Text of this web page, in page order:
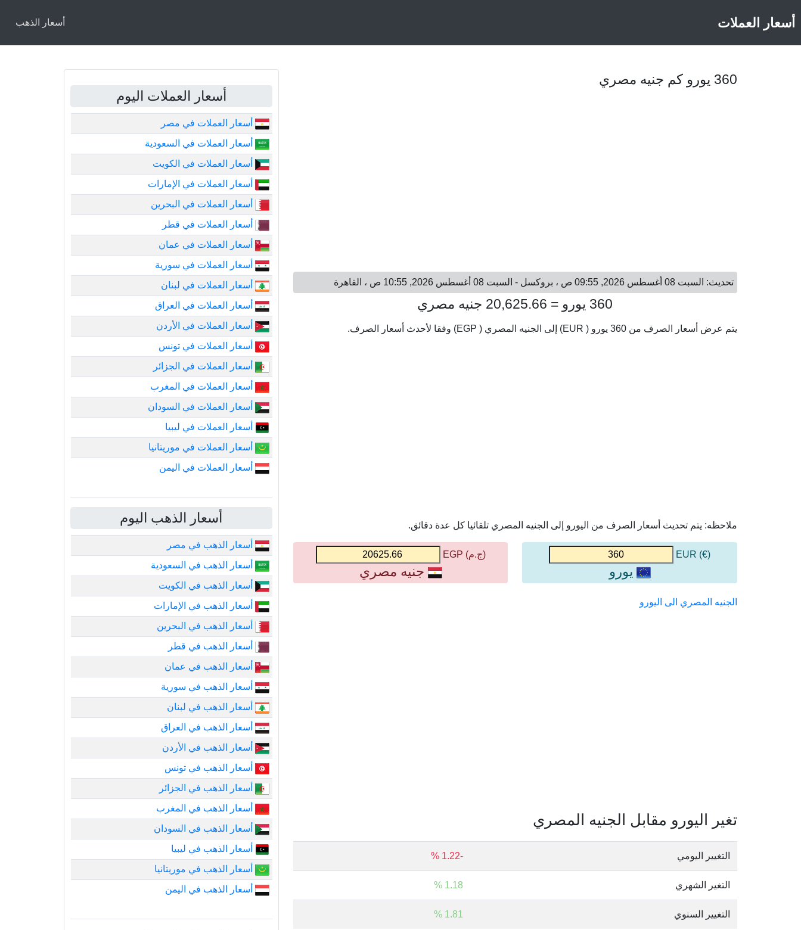
أسعار العملات أسعار الذهب
360 يورو كم جنيه مصري
تحديث: السبت 08 أغسطس 2026, 09:55 ص ، بروكسل - السبت 08 أغسطس 2026, 10:55 ص ، القاهرة
360 يورو = 20,625.66 جنيه مصري
يتم عرض أسعار الصرف من 360 يورو ( EUR) إلى الجنيه المصري ( EGP) وفقا لأحدث أسعار الصرف.
ملاحظه: يتم تحديث أسعار الصرف من اليورو إلى الجنيه المصري تلقائيا كل عدة دقائق.
(€) EUR
يورو
(ج.م) EGP
جنيه مصري
الجنيه المصري الى اليورو
تغير اليورو مقابل الجنيه المصري
التغيير اليومي -1.22 %
التغير الشهري 1.18 %
التغيير السنوي 1.81 %
أسعار العملات اليوم
أسعار العملات في مصر
أسعار العملات في السعودية
أسعار العملات في الكويت
أسعار العملات في الإمارات
أسعار العملات في البحرين
أسعار العملات في قطر
أسعار العملات في عمان
أسعار العملات في سورية
أسعار العملات في لبنان
أسعار العملات في العراق
أسعار العملات في الأردن
أسعار العملات في تونس
أسعار العملات في الجزائر
أسعار العملات في المغرب
أسعار العملات في السودان
أسعار العملات في ليبيا
أسعار العملات في موريتانيا
أسعار العملات في اليمن
أسعار الذهب اليوم
أسعار الذهب في مصر
أسعار الذهب في السعودية
أسعار الذهب في الكويت
أسعار الذهب في الإمارات
أسعار الذهب في البحرين
أسعار الذهب في قطر
أسعار الذهب في عمان
أسعار الذهب في سورية
أسعار الذهب في لبنان
أسعار الذهب في العراق
أسعار الذهب في الأردن
أسعار الذهب في تونس
أسعار الذهب في الجزائر
أسعار الذهب في المغرب
أسعار الذهب في السودان
أسعار الذهب في ليبيا
أسعار الذهب في موريتانيا
أسعار الذهب في اليمن